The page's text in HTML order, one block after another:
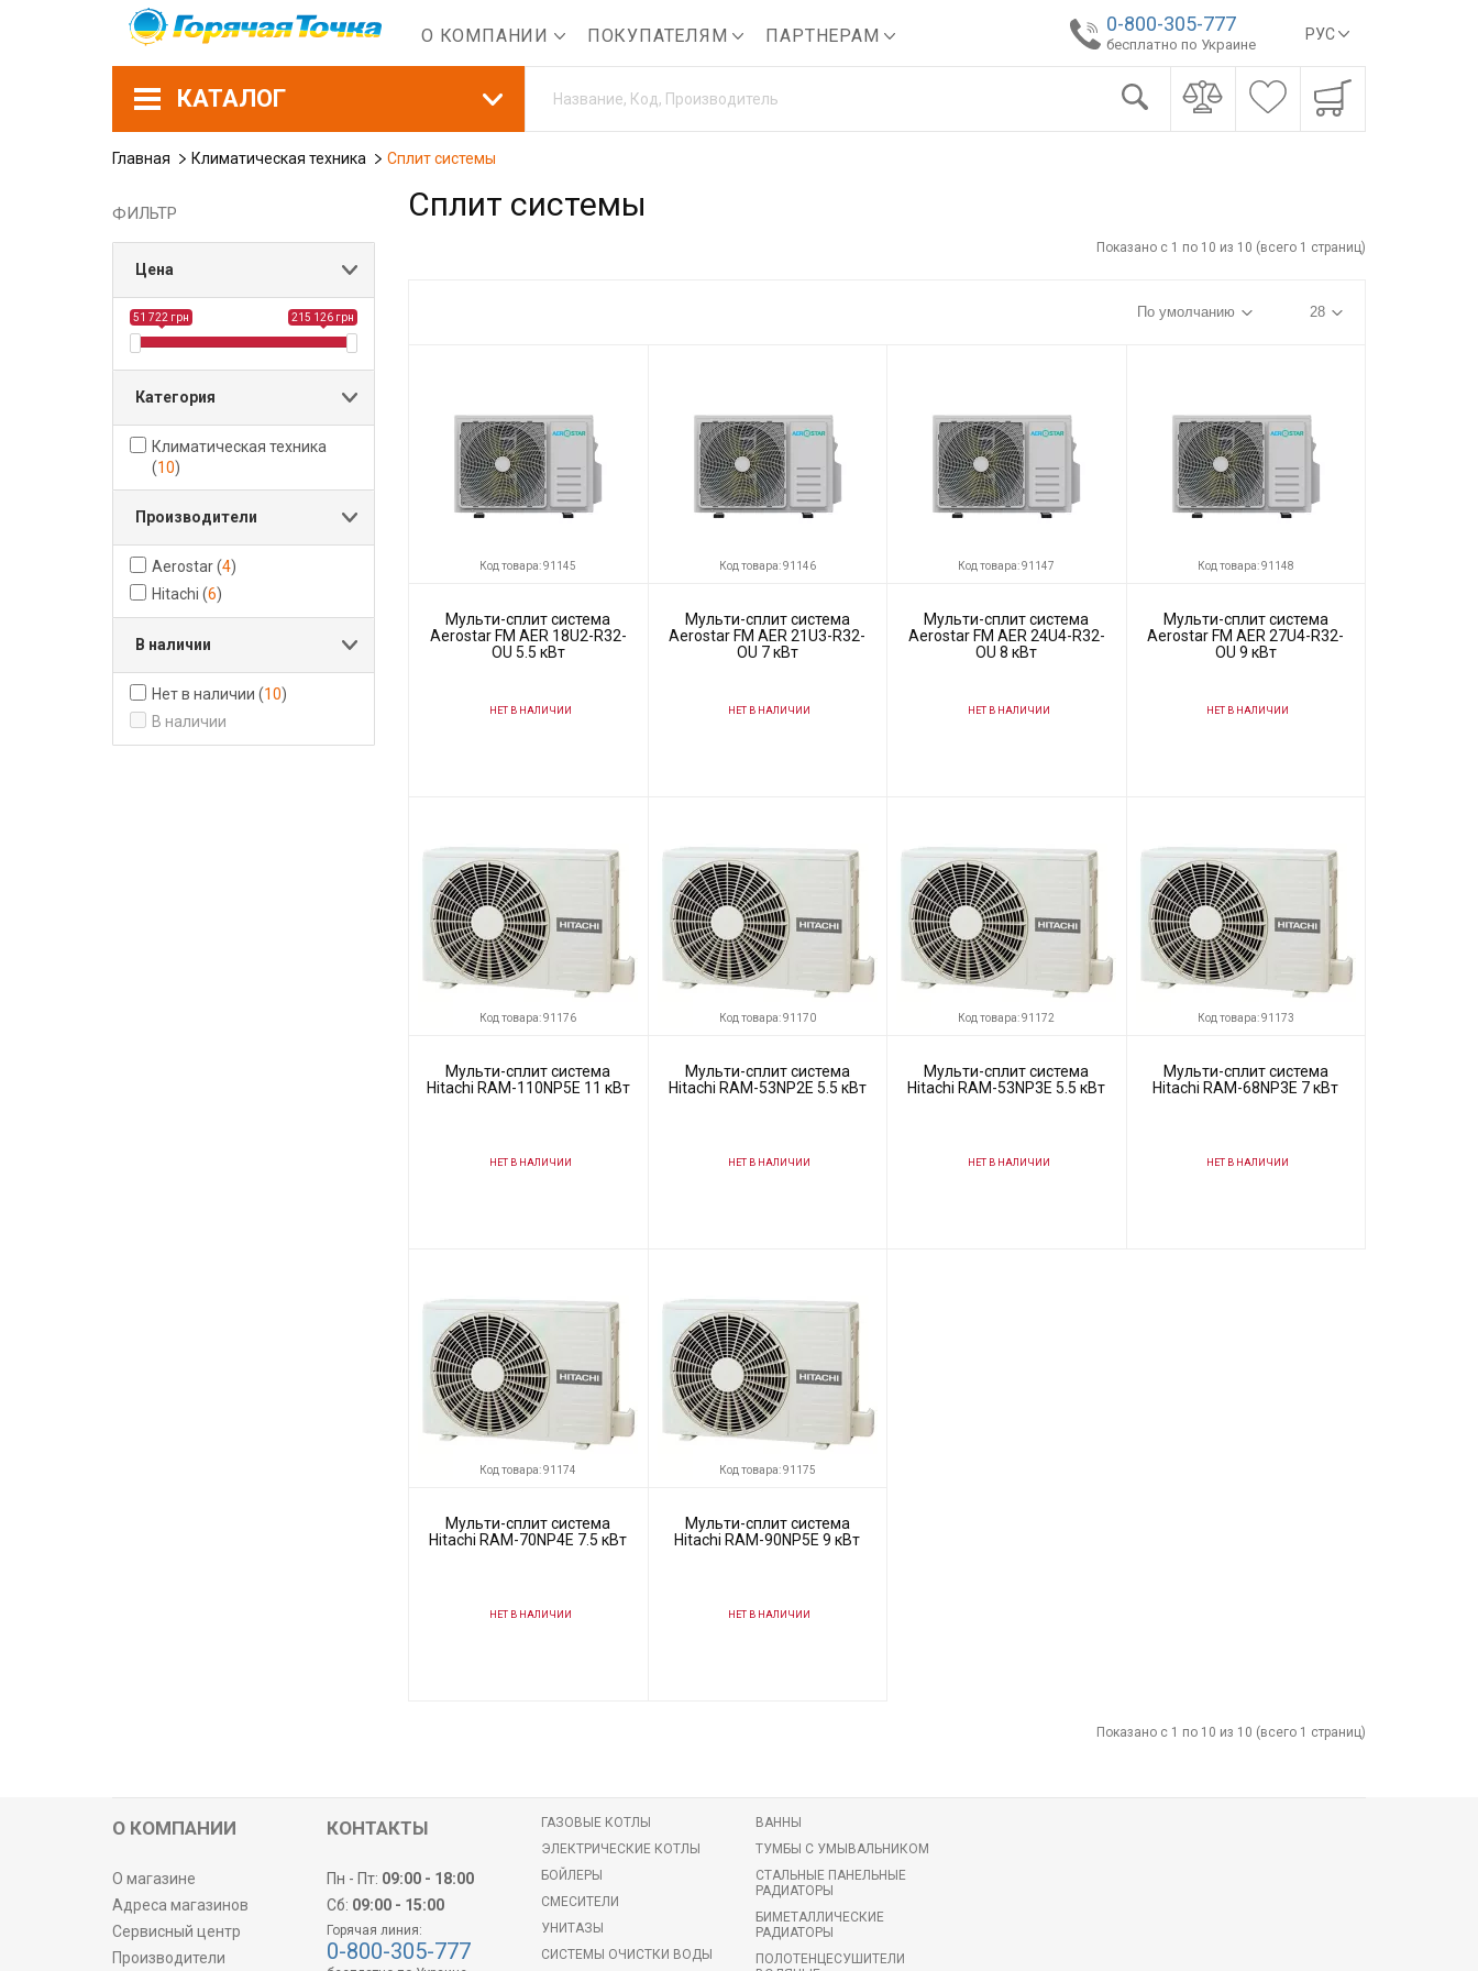
О КОМПАНИИ ПОКУПАТЕЛЯМ ПАРТНЕРАМ РУС
0-800-305-777
бесплатно по Украине
КАТАЛОГ
Главная Климатическая техника Сплит системы
ФИЛЬТР
Цена
51 722 грн 215 126 грн
Категория
Климатическая техника
(10)
Производители
Aerostar(4)
Hitachi (6)
В наличии
Нет в наличии (10)
В наличии
Сплит системы
Показано с 1 по 10 из 10 (всего 1 страниц)
Код товара: 91145
Мульти-сплит система
Aerostar FM AER 18U2-R32-
OU 5.5 кВт
НЕТ В НАЛИЧИИ
Код товара: 91146
Мульти-сплит система
Aerostar FM AER 21U3-R32-
OU 7 кВт
НЕТ В НАЛИЧИИ
Код товара: 91147
Мульти-сплит система
Aerostar FM AER 24U4-R32-
OU 8 кВт
НЕТ В НАЛИЧИИ
Код товара: 91148
Мульти-сплит система
Aerostar FM AER 27U4-R32-
OU 9 кВт
НЕТ В НАЛИЧИИ
Код товара: 91176
Мульти-сплит система
Hitachi RAM-110NP5E 11 кВт
НЕТ В НАЛИЧИИ
Код товара: 91170
Мульти-сплит система
Hitachi RAM-53NP2E 5.5 кВт
НЕТ В НАЛИЧИИ
Код товара: 91172
Мульти-сплит система
Hitachi RAM-53NP3E 5.5 кВт
НЕТ В НАЛИЧИИ
Код товара: 91173
Мульти-сплит система
Hitachi RAM-68NP3E 7 кВт
НЕТ В НАЛИЧИИ
Код товара: 91174
Мульти-сплит система
Hitachi RAM-70NP4E 7.5 кВт
НЕТ В НАЛИЧИИ
Код товара: 91175
Мульти-сплит система
Hitachi RAM-90NP5E 9 кВт
НЕТ В НАЛИЧИИ
Показано с 1 по 10 из 10 (всего 1 страниц)
О КОМПАНИИ
О магазине
Адреса магазинов
Сервисный центр
Производители
КОНТАКТЫ
Пн - Пт: 09:00 - 18:00
Сб: 09:00 - 15:00
Горячая линия:
0-800-305-777
ГАЗОВЫЕ КОТЛЫ
ЭЛЕКТРИЧЕСКИЕ КОТЛЫ
БОЙЛЕРЫ
СМЕСИТЕЛИ
УНИТАЗЫ
СИСТЕМЫ ОЧИСТКИ ВОДЫ
ВАННЫ
ТУМБЫ С УМЫВАЛЬНИКОМ
СТАЛЬНЫЕ ПАНЕЛЬНЫЕ
РАДИАТОРЫ
БИМЕТАЛЛИЧЕСКИЕ
РАДИАТОРЫ
ПОЛОТЕНЦЕСУШИТЕЛИ